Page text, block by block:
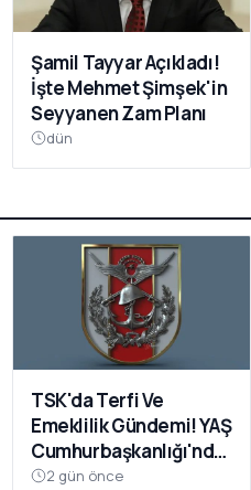
Şamil Tayyar Açıkladı!
İşte Mehmet Şimşek'in
Seyyanen Zam Planı
dün
TSK'da Terfi Ve
Emeklilik Gündemi! YAŞ
Cumhurbaşkanlığı'nda
Toplanacak
2 gün önce